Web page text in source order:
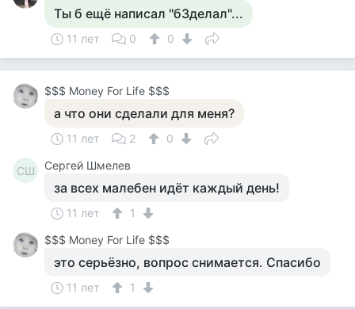
Ты б ещё написал "бЗделал"...
11 лет 0 0
$$$ Money For Life $$$
а что они сделали для меня?
11 лет 2 0
СШ Сергей Шмелев
за всех малебен идёт каждый день!
11 лет
1
$$$ Money For Life $$$
это серьёзно, вопрос снимается. Спасибо
11 лет 1